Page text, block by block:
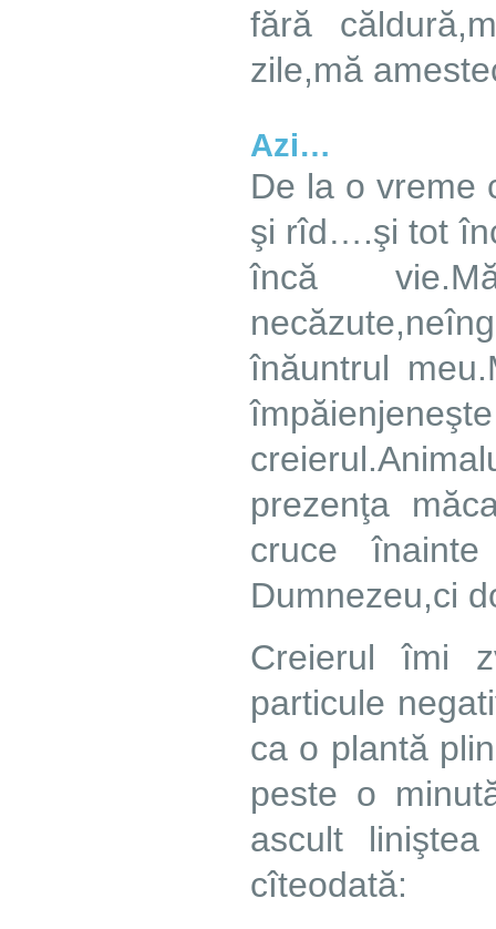
fără
zile,mă
Azi…
De la o vreme
şi rîd….şi tot
încă
înăuntrul
prezenţa
cruce
Dumnezeu,ci
Creierul îmi
particule
ca o plantă
peste o
ascult
cîteodată: